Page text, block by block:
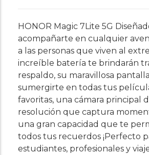
HONOR Magic 7Lite 5G
acompañarte en cualquier
a las personas que viven al
increíble batería te brindarán
respaldo, su maravillosa
sumergirte en todas tus
favoritas, una cámara principal
resolución que captura
una gran capacidad que te
todos tus recuerdos ¡Perfecto
estudiantes, profesionales y